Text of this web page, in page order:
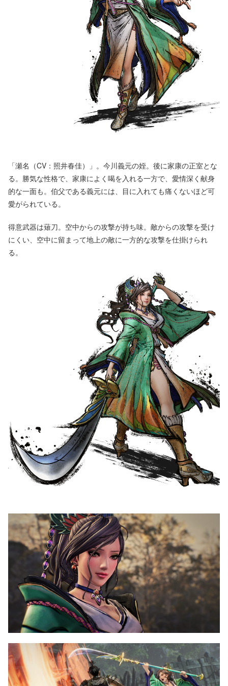
「瀬名（CV：照井春佳）」。今川義元の姪。後に家康の正室とな
る。勝気な性格で、家康によく喝を入れる一方で、愛情深く献身
的な一面も。伯父である義元には、目に入れても痛くないほど可
愛がられている。
得意武器は薙刀。空中からの攻撃が持ち味。敵からの攻撃を受け
にくい、空中に留まって地上の敵に一方的な攻撃を仕掛けられ
る。